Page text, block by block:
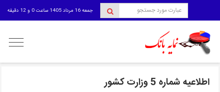
جمعه 16 مرداد 1405 ساعت 0 و 12 دقیقه
منوی
اطلاعیه شماره 5 وزارت کشور